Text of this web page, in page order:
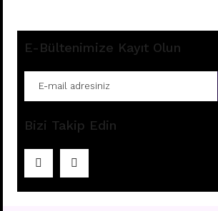
Fiyatları görebilmek içinüye girişi yapınız.
E-Bültenimize Kayıt Olun
Bizi Takip Edin